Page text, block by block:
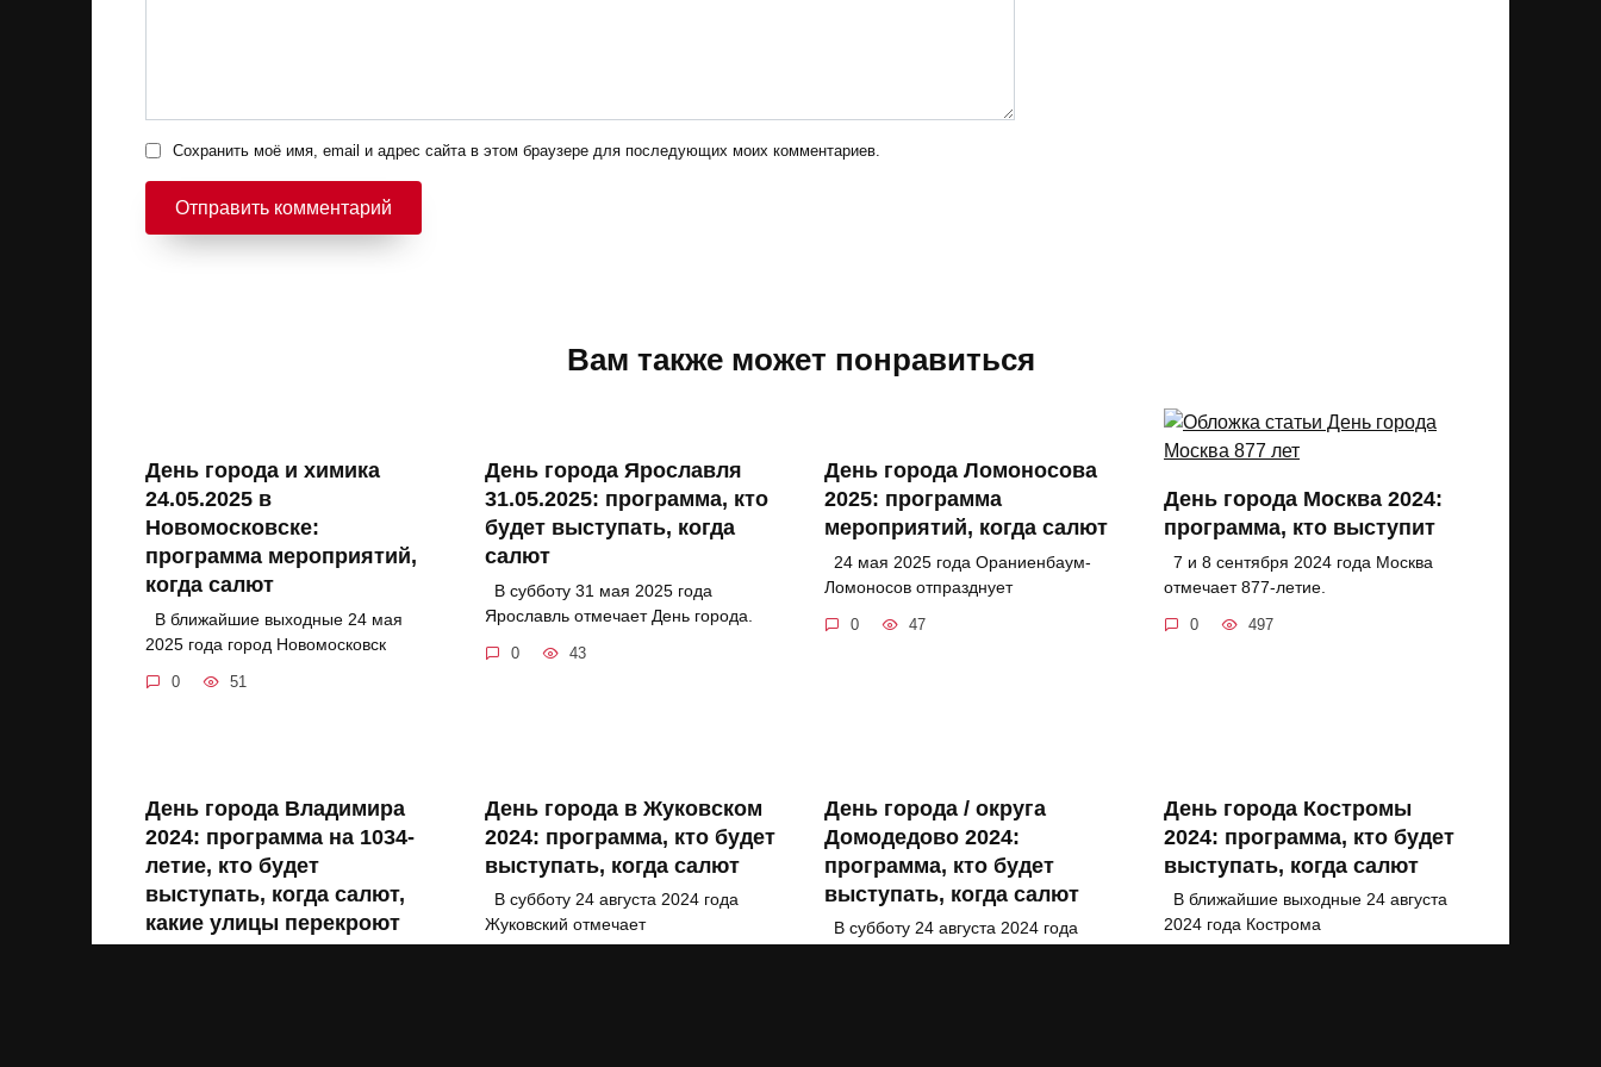
Сохранить моё имя, email и адрес сайта в этом браузере для последующих моих комментариев.
Вам также может понравиться
День города и химика
24.05.2025 в
Новомосковске:
программа мероприятий,
когда салют
В ближайшие выходные 24 мая
2025 года город Новомосковск
0 51
День города Ярославля
31.05.2025: программа, кто
будет выступать, когда
салют
В субботу 31 мая 2025 года
Ярославль отмечает День города.
0 43
День города Ломоносова
2025: программа
мероприятий, когда салют
24 мая 2025 года Ораниенбаум-
Ломоносов отпразднует
0 47
День города Москва 2024:
программа, кто выступит
7 и 8 сентября 2024 года Москва
отмечает 877-летие.
0 497
День города Владимира
2024: программа на 1034-
летие, кто будет
выступать, когда салют,
какие улицы перекроют
День города в Жуковском
2024: программа, кто будет
выступать, когда салют
В субботу 24 августа 2024 года
Жуковский отмечает
День города / округа
Домодедово 2024:
программа, кто будет
выступать, когда салют
В субботу 24 августа 2024 года
День города Костромы
2024: программа, кто будет
выступать, когда салют
В ближайшие выходные 24 августа
2024 года Кострома